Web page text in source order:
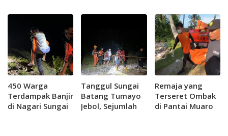
Sumbar Benahi
Pendidikan
Selamat
Embung ke
Pemerintah
Pusat
450 Warga
Terdampak Banjir
di Nagari Sungai
Tanggul Sungai
Batang Tumayo
Jebol, Sejumlah
Remaja yang
Terseret Ombak
di Pantai Muaro